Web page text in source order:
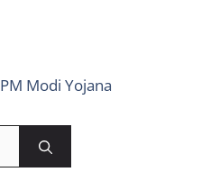
PM Modi Yojana